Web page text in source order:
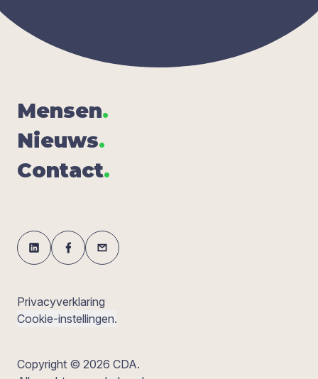
Men­sen.
Nieuws.
Con­tact.
Privacyverklaring
Cookie-instellingen.
Copyright © 2026 CDA.